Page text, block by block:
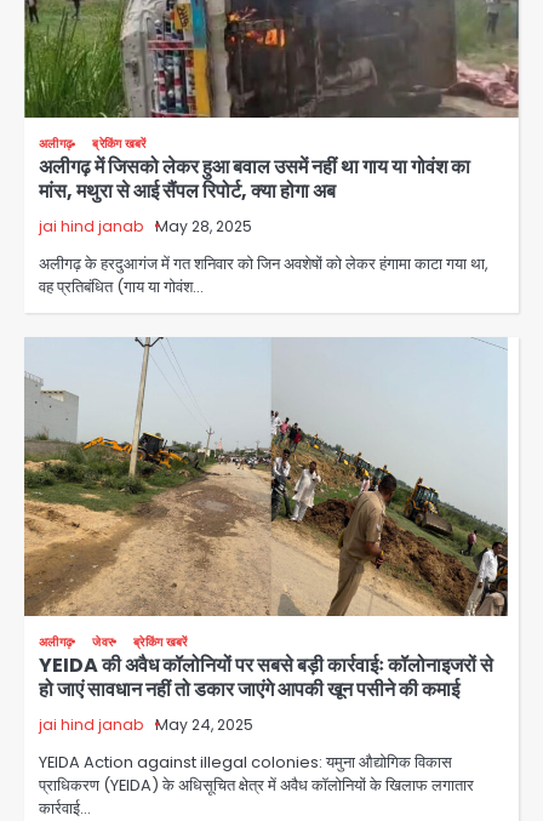
अलीगढ़ ब्रेकिंग खबरें
अलीगढ़ में जिसको लेकर हुआ बवाल उसमें नहीं था गाय या गोवंश का
मांस, मथुरा से आई सैंपल रिपोर्ट, क्या होगा अब
jai hind janab May 28, 2025
अलीगढ़ के हरदुआगंज में गत शनिवार को जिन अवशेषों को लेकर हंगामा काटा गया था,
वह प्रतिबंधित (गाय या गोवंश…
अलीगढ़ जेवर ब्रेकिंग खबरें
YEIDA की अवैध कॉलोनियों पर सबसे बड़ी कार्रवाईः कॉलोनाइजरों से
हो जाएं सावधान नहीं तो डकार जाएंगे आपकी खून पसीने की कमाई
jai hind janab May 24, 2025
YEIDA Action against illegal colonies: यमुना औद्योगिक विकास
प्राधिकरण (YEIDA) के अधिसूचित क्षेत्र में अवैध कॉलोनियों के खिलाफ लगातार
कार्रवाई…